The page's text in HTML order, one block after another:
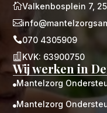
Valkenbosplein 7,

070 4305909
 KVK: 63900750
Wij werken in
Mantelzorg
Mantelzorg